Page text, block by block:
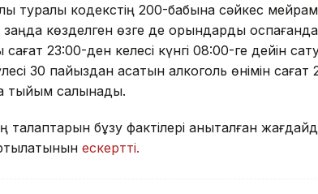
туралы кодекстің 200-бабына сәйкес
көзделген өзге де орындарды
23:00-ден келесі күнгі 08:00-ге дейін
30 пайыздан асатын алкоголь өнімін сағат
тыйым салынады.
талаптарын бұзу фактілері анықталған
ескертті.